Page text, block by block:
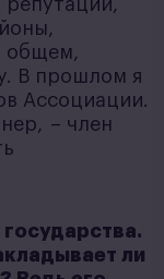
общем,
В прошлом я
Ассоциации.
– член
ли